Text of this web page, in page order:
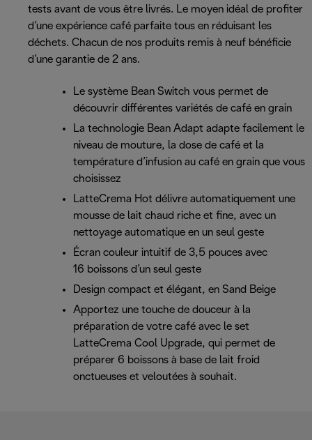
tests avant de vous être livrés. Le moyen idéal de profiter
d’une expérience café parfaite tous en réduisant les
déchets. Chacun de nos produits remis à neuf bénéficie
d’une garantie de 2 ans.
Le système Bean Switch vous permet de
découvrir différentes variétés de café en grain
La technologie Bean Adapt adapte facilement le
niveau de mouture, la dose de café et la
température d’infusion au café en grain que vous
choisissez
LatteCrema Hot délivre automatiquement une
mousse de lait chaud riche et fine, avec un
nettoyage automatique en un seul geste
Écran couleur intuitif de 3,5 pouces avec
16 boissons d’un seul geste
Design compact et élégant, en Sand Beige
Apportez une touche de douceur à la
préparation de votre café avec le set
LatteCrema Cool Upgrade, qui permet de
préparer 6 boissons à base de lait froid
onctueuses et veloutées à souhait.